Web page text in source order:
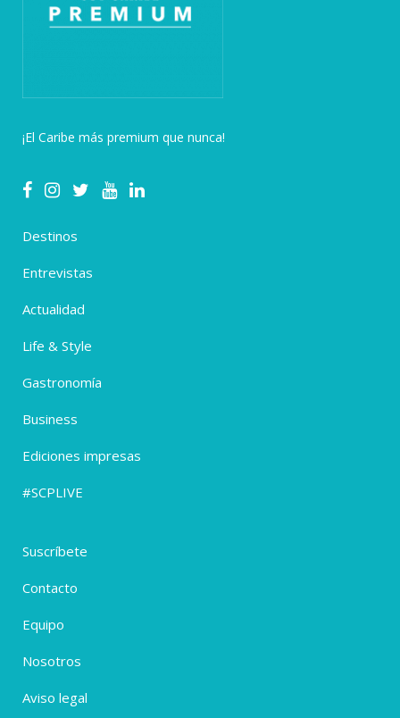
¡El Caribe más premium que nunca!
Destinos
Entrevistas
Actualidad
Life & Style
Gastronomía
Business
Ediciones impresas
#SCPLIVE
Suscríbete
Contacto
Equipo
Nosotros
Aviso legal